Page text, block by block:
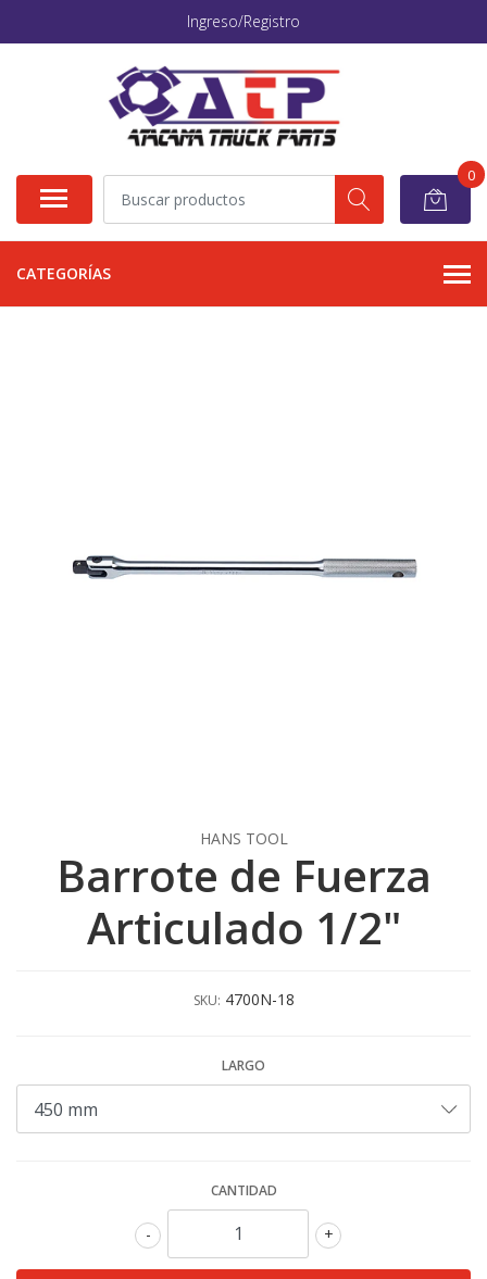
Ingreso/Registro
0
CATEGORÍAS
HANS TOOL
Barrote de Fuerza
Articulado 1/2"
SKU: 4700N-18
LARGO
CANTIDAD
+
-